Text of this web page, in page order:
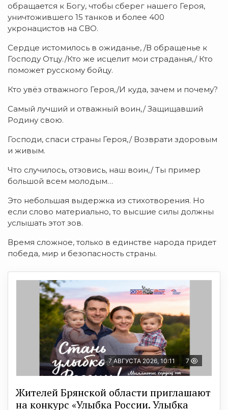
обращается к Богу, чтобы сберег нашего Героя,
уничтожившего 15 танков и более 400
укронацистов на СВО.
Сердце истомилось в ожиданье, /В обращенье к
Господу Отцу./Кто же исцелит мои страданья,/ Кто
поможет русскому бойцу.
Кто увёз отважного Героя,/И куда, зачем и почему?
Самый лучший и отважный воин,/ Защищавший
Родину свою.
Господи, спаси страны Героя,/ Возврати здоровым
и живым.
Что случилось, отзовись, наш воин,/ Ты пример
большой всем молодым…
Это небольшая выдержка из стихотворения. Но
если слово материально, то высшие силы должны
услышать этот зов.
Время сложное, только в единстве народа придет
победа, мир и безопасность страны.
7 АВГУСТА 2026, 10:11 7
Жителей Брянской области приглашают
на конкурс «Улыбка России. Улыбка